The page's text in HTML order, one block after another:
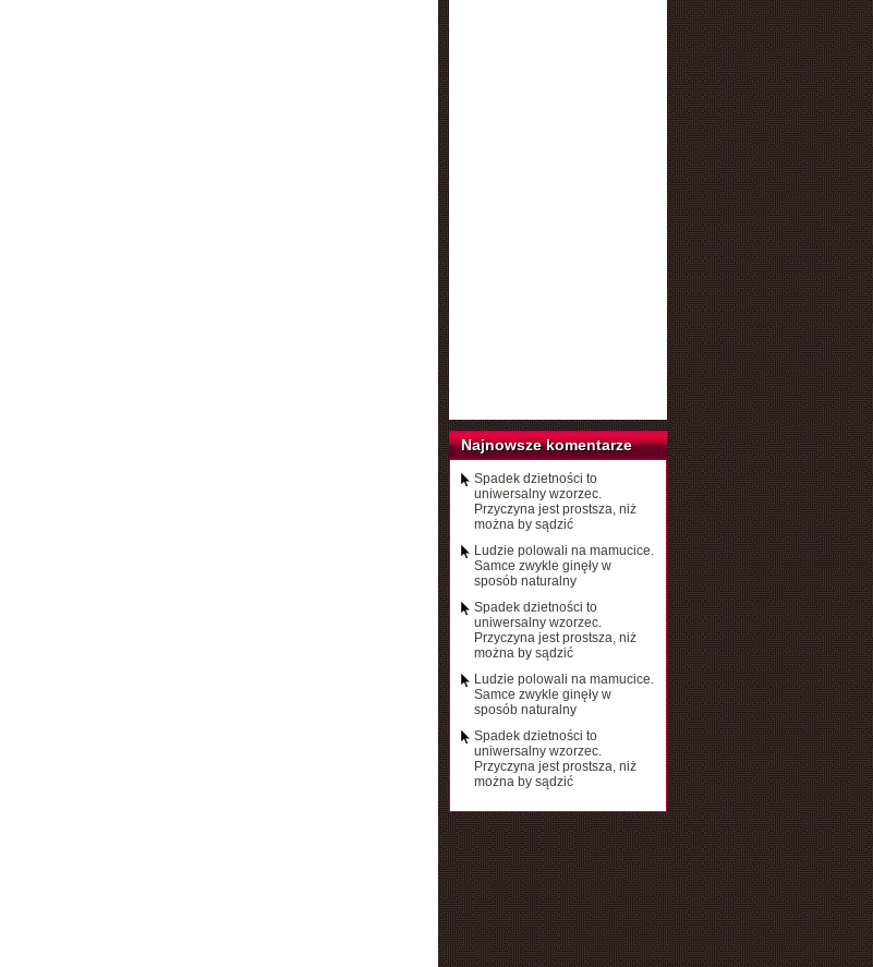
Najnowsze komentarze
Spadek dzietności to
uniwersalny wzorzec.
Przyczyna jest prostsza, niż
można by sądzić
Ludzie polowali na mamucice.
Samce zwykle ginęły w
sposób naturalny
Spadek dzietności to
uniwersalny wzorzec.
Przyczyna jest prostsza, niż
można by sądzić
Ludzie polowali na mamucice.
Samce zwykle ginęły w
sposób naturalny
Spadek dzietności to
uniwersalny wzorzec.
Przyczyna jest prostsza, niż
można by sądzić